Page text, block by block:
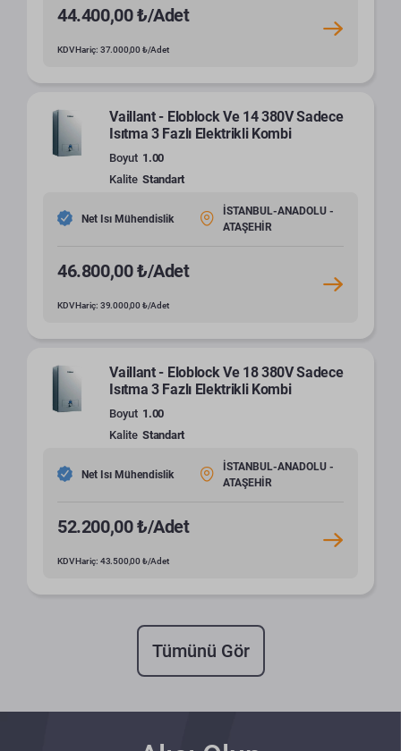
44.400,00 ₺/Adet
KDV Hariç: 37.000,00 ₺/Adet
Vaillant - Eloblock Ve 14 380V Sadece
Isıtma 3 Fazlı Elektrikli Kombi
Boyut 1.00
Kalite Standart
Net Isı Mühendislik
İSTANBUL-ANADOLU -
ATAŞEHİR
46.800,00 ₺/Adet
KDV Hariç: 39.000,00 ₺/Adet
Vaillant - Eloblock Ve 18 380V Sadece
Isıtma 3 Fazlı Elektrikli Kombi
Boyut 1.00
Kalite Standart
Net Isı Mühendislik
İSTANBUL-ANADOLU -
ATAŞEHİR
52.200,00 ₺/Adet
KDV Hariç: 43.500,00 ₺/Adet
Tümünü Gör